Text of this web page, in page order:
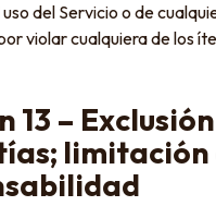
del Servicio o de
violar cualquiera de los
13 –
limitación